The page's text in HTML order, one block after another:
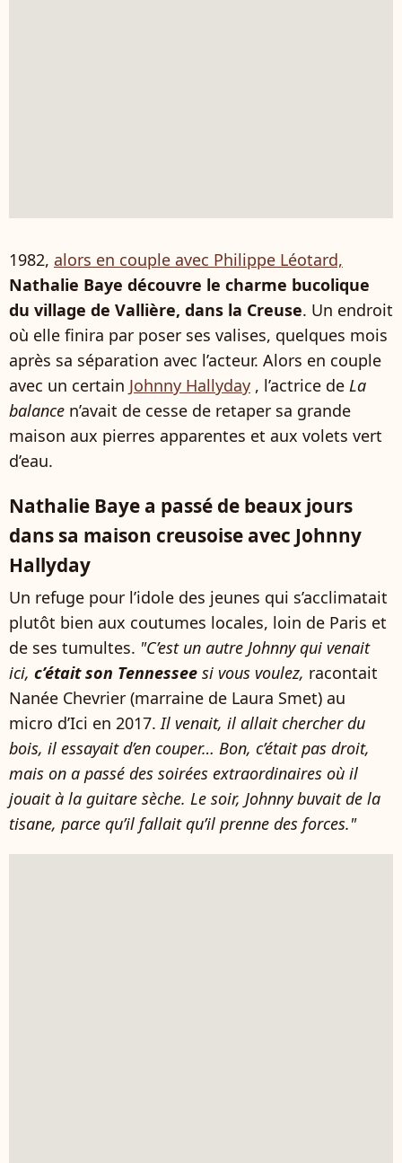
1982, alors en couple avec Philippe Léotard,
Nathalie Baye découvre le charme bucolique
du village de Vallière, dans la Creuse. Un endroit
où elle finira par poser ses valises, quelques mois
après sa séparation avec l’acteur. Alors en couple
avec un certain Johnny Hallyday , l’actrice de La
balance n’avait de cesse de retaper sa grande
maison aux pierres apparentes et aux volets vert
d’eau.
Nathalie Baye a passé de beaux jours
dans sa maison creusoise avec Johnny
Hallyday
Un refuge pour l’idole des jeunes qui s’acclimatait
plutôt bien aux coutumes locales, loin de Paris et
de ses tumultes. "C’est un autre Johnny qui venait
ici, c’était son Tennessee si vous voulez, racontait
Nanée Chevrier (marraine de Laura Smet) au
micro d’Ici en 2017. Il venait, il allait chercher du
bois, il essayait d’en couper… Bon, c’était pas droit,
mais on a passé des soirées extraordinaires où il
jouait à la guitare sèche. Le soir, Johnny buvait de la
tisane, parce qu’il fallait qu’il prenne des forces."